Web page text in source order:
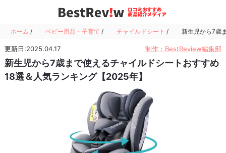
ホーム / ベビー用品・子育て / チャイルドシート / 新生児から7歳
更新日:2025.04.17 制作：BestReview編集部
新生児から7歳まで使えるチャイルドシートおすすめ
18選＆人気ランキング【2025年】